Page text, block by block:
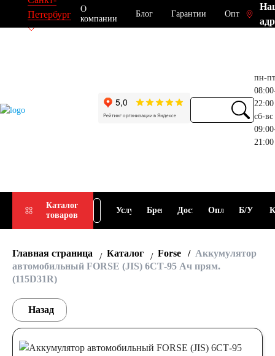
Петербург
О
компании
Блог Гарантии Опт
пн-пт
22:00
сб-вс
21:00
Каталог
товаров
Подбор
АКБ
Услуги Бренды ДоставкаОплата Б/У
Главная страница Каталог Forse
Аккумулятор
автомобильный FORSE (JIS) 6СТ-95 Ач прям.
(115D31R)
Назад